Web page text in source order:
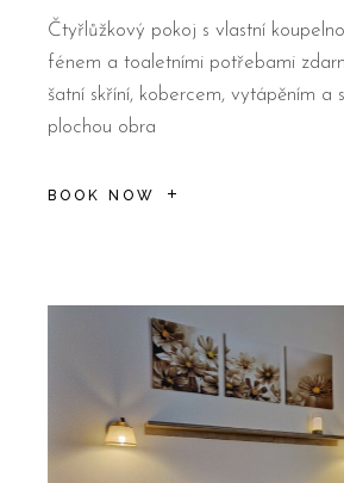
Čtyřlůžkový pokoj s vlastní
fénem a toaletními potřebami
šatní skříní, kobercem, vytápěním a
plochou obra
BOOK NOW